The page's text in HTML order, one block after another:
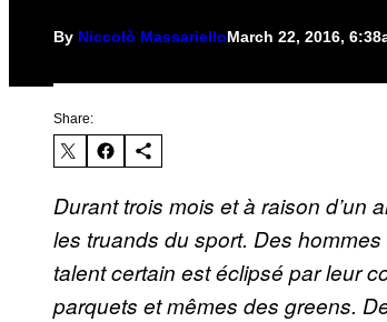
By Niccolò MassarielloMarch 22, 2016,
Share:
Durant trois mois et à raison d’un
les truands du sport. Des
talent certain est éclipsé par leur
parquets et mêmes des greens.